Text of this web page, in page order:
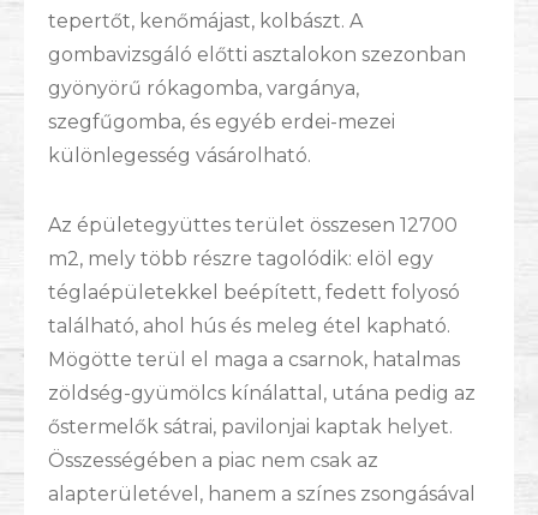
tepertőt, kenőmájast, kolbászt. A
gombavizsgáló előtti asztalokon szezonban
gyönyörű rókagomba, vargánya,
szegfűgomba, és egyéb erdei-mezei
különlegesség vásárolható.
Az épületegyüttes terület összesen 12700
m2, mely több részre tagolódik: elöl egy
téglaépületekkel beépített, fedett folyosó
található, ahol hús és meleg étel kapható.
Mögötte terül el maga a csarnok, hatalmas
zöldség-gyümölcs kínálattal, utána pedig az
őstermelők sátrai, pavilonjai kaptak helyet.
Összességében a piac nem csak az
alapterületével, hanem a színes zsongásával